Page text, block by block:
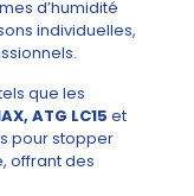
d’humidité
individuelles,
que les
ATG LC15 et
pour stopper
offrant des